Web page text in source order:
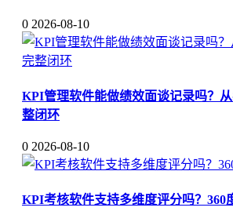
0 2026-08-10
KPI管理软件能做绩效面谈记录吗？
整闭环
0 2026-08-10
KPI考核软件支持多维度评分吗？360